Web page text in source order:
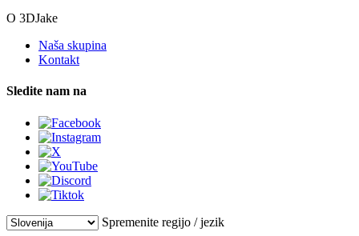
O 3DJake
Naša skupina
Kontakt
Sledite nam na
Spremenite regijo / jezik